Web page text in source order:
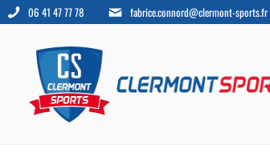
06 41 47 77 78 fabrice.connord@clermont-sports.fr